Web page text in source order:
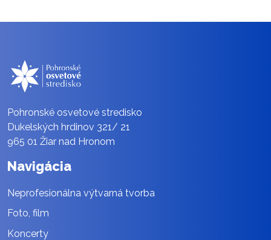
Pohronské osvetové stredisko
Dukelských hrdinov 321/ 21
965 01 Žiar nad Hronom
Navigácia
Neprofesionálna výtvarná tvorba
Foto, film
Koncerty